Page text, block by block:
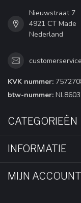
Nieuwstraat 7
4921 CT Made
Nederland
KVK nummer:
btw-nummer:
CATEGORIEËN
INFORMATIE
MIJN ACCOUNT